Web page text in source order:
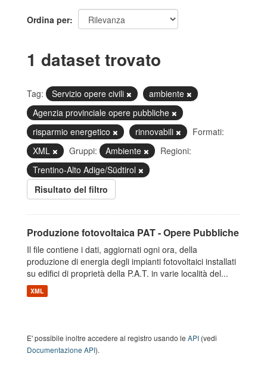
Ordina per
1 dataset trovato
Tag: Servizio opere civili
ambiente
Agenzia provinciale opere pubbliche
risparmio energetico
rinnovabili
Formati:
XML
Gruppi: Ambiente
Regioni:
Trentino-Alto Adige/Südtirol
Risultato del filtro
Produzione fotovoltaica PAT - Opere Pubbliche
Il file contiene i dati, aggiornati ogni ora, della
produzione di energia degli impianti fotovoltaici installati
su edifici di proprietà della P.A.T. in varie località del...
XML
E' possibile inoltre accedere al registro usando le API (vedi
Documentazione API).